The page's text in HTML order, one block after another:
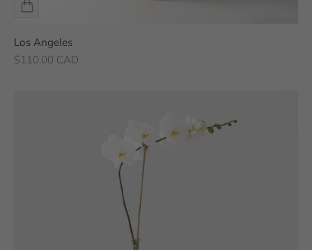
Los Angeles
Prix de vente
$110.00 CAD